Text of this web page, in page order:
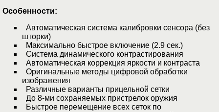
Особенности:
Автоматическая система калибровки сенсора (без
шторки)
Максимально быстрое включение (2.9 сек.)
Система динамического контрастирования
Автоматическая коррекция яркости и контраста
Оригинальные методы цифровой обработки
изображения
Различные варианты прицельной сетки
До 8-ми сохраняемых пристрелок оружия
Быстрое перемещение всех сеток по